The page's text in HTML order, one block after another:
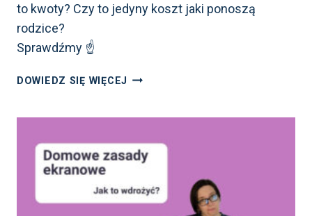
to kwoty? Czy to jedyny koszt jaki ponoszą
rodzice?
Sprawdźmy ☝️
DOWIEDZ SIĘ WIĘCEJ ILE
ELEKTRONICZNY?